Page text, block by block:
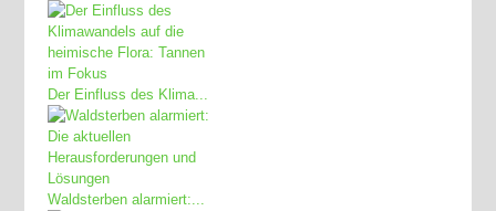
Der Einfluss des Klima...
Waldsterben alarmiert:...